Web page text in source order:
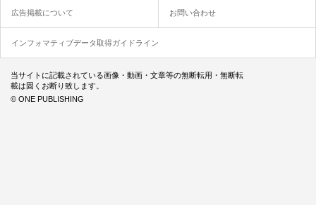
広告掲載について お問い合わせ
インフォマティブデータ取得ガイドライン
当サイトに記載されている画像・動画・文章等の無断転用・無断転
載は固くお断り致します。
© ONE PUBLISHING